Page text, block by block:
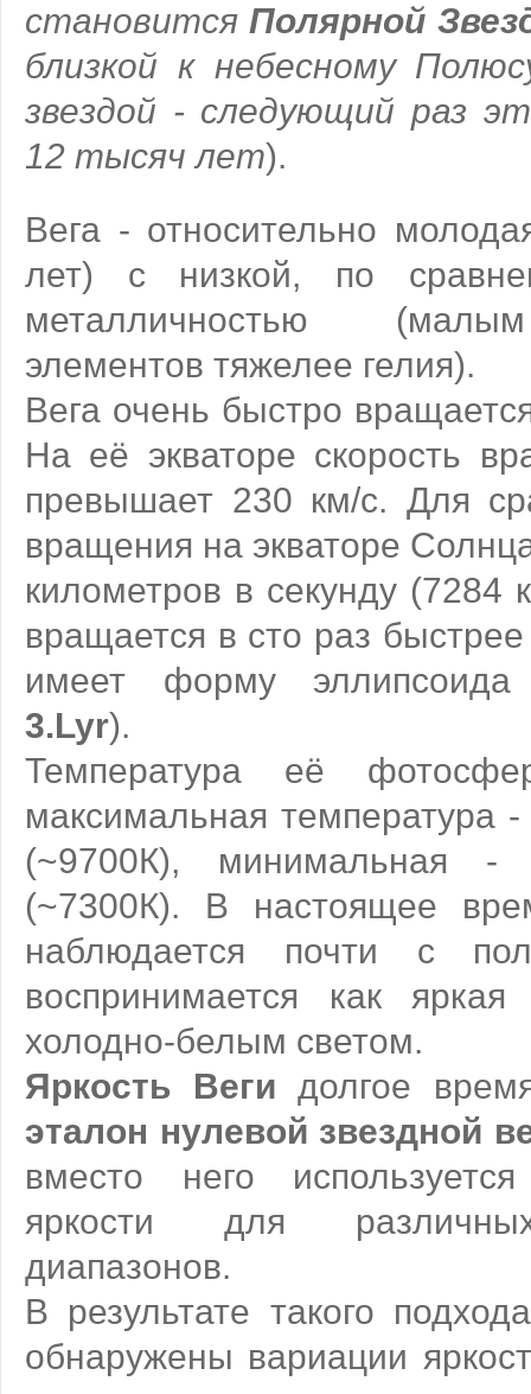
становитсяПолярной
близкой к небесному
звездой - следующий раз
12 тысяч лет).
Вега - относительно
лет) с низкой, по
металличностью
элементов тяжелее гелия).
Вега очень быстро
На её экваторе скорость
превышает 230 км/с. Для
вращения на экваторе
километров в секунду (7284
вращается в сто раз
имеет форму
3.Lyr).
Температура её
максимальная температура
(~9700К), минимальная -
(~7300К). В настоящее
наблюдается почти с
воспринимается как
холодно-белым светом.
Яркость Веги долгое
эталон нулевой звездной
вместо него
яркости для
диапазонов.
В результате такого
обнаружены вариации